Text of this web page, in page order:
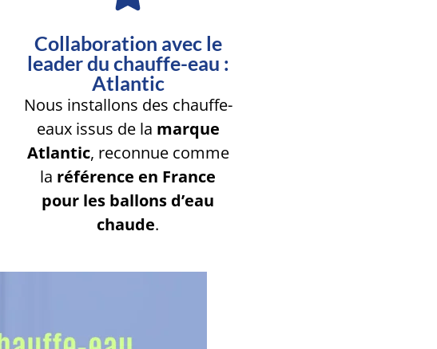
Collaboration avec le
leader du chauffe-eau :
Atlantic
Nous installons des chauffe-
eaux issus de la marque
Atlantic, reconnue comme
la référence en France
pour les ballons d’eau
chaude.